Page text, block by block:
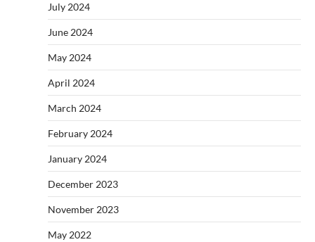
July 2024
June 2024
May 2024
April 2024
March 2024
February 2024
January 2024
December 2023
November 2023
May 2022